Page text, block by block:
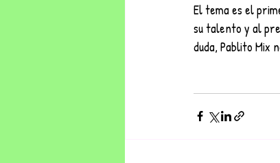
El tema es el
su talento y al
duda, Pablito